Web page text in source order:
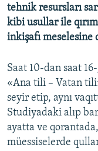
tehnik resursları
kibi usullar ile
inkişafı meselesine
Saat 10-dan saat
«Ana tili – Vatan
seyir etip, aynı
Studiyadaki alıp
ayatta ve
müessiselerde